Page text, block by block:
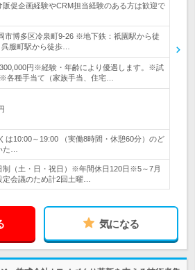
促企画経験やCRM担当経験のある方は歓迎で
市博多区冷泉町9-26 ※地下鉄：祇園駅から徒
服町駅から徒歩…
円※経験・年齢により優遇します。※試
各種手当て（家族手当、住宅…
は10:00～19:00 （実働8時間・休憩60分）のど
た…
制（土・日・祝日）※年間休日120日※5～7月
会議のため計2回土曜…
気になる